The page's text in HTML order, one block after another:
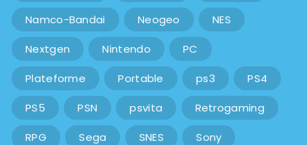
Namco-Bandai Neogeo NES
Nextgen Nintendo PC
Plateforme Portable ps3 PS4
PS5 PSN psvita Retrogaming
RPG Sega SNES Sony